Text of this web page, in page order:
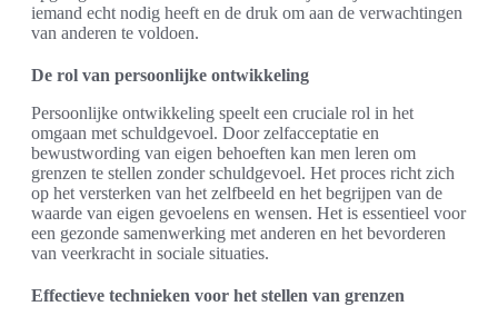
iemand echt nodig heeft en de druk om aan de verwachtingen
van anderen te voldoen.
De rol van persoonlijke ontwikkeling
Persoonlijke ontwikkeling speelt een cruciale rol in het
omgaan met schuldgevoel. Door zelfacceptatie en
bewustwording van eigen behoeften kan men leren om
grenzen te stellen zonder schuldgevoel. Het proces richt zich
op het versterken van het zelfbeeld en het begrijpen van de
waarde van eigen gevoelens en wensen. Het is essentieel voor
een gezonde samenwerking met anderen en het bevorderen
van veerkracht in sociale situaties.
Effectieve technieken voor het stellen van grenzen